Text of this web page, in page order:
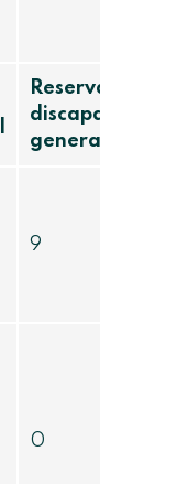
Reserva
discapacidad
general
9
0